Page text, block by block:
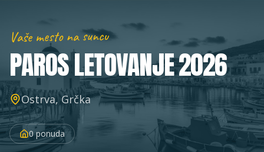
Vaše mesto na suncu
PAROSLETOVANJE 2026
Ostrva, Grčka
0 ponuda